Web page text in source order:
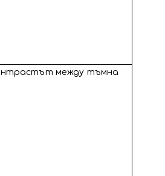
между тъмна